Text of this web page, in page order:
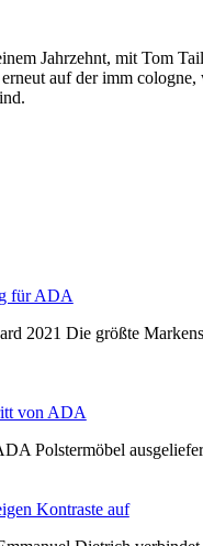
Jahrzehnt, mit Tom
auf der imm
für ADA
2021 Die größte
von ADA
Polstermöbel
Kontraste auf